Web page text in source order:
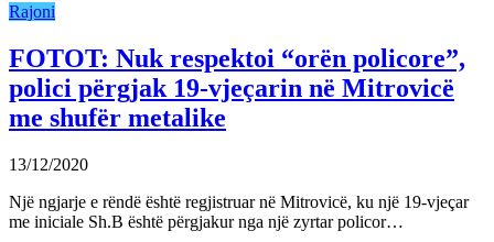
Rajoni
FOTOT: Nuk respektoi “orën policore”,
polici përgjak 19-vjeçarin në Mitrovicë
me shufër metalike
13/12/2020
Një ngjarje e rëndë është regjistruar në Mitrovicë, ku një 19-vjeçar
me iniciale Sh.B është përgjakur nga një zyrtar policor…